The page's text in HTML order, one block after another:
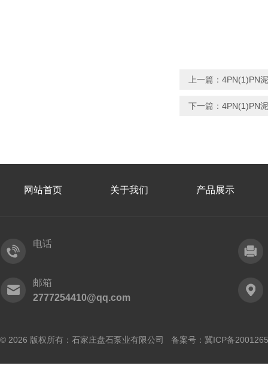
上一篇： 4PN(1)PN
下一篇： 4PN(1)PN
网站首页 关于我们 产品展示
电话
邮箱
2777254410@qq.com
© 2026 版权所有：石家庄盘石泵业有限公司 备案号： 冀ICP备